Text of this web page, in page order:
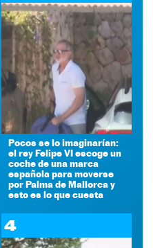
Pocos se lo imaginarían:
el rey Felipe VI escoge un
coche de una marca
española para moverse
por Palma de Mallorca y
esto es lo que cuesta
4